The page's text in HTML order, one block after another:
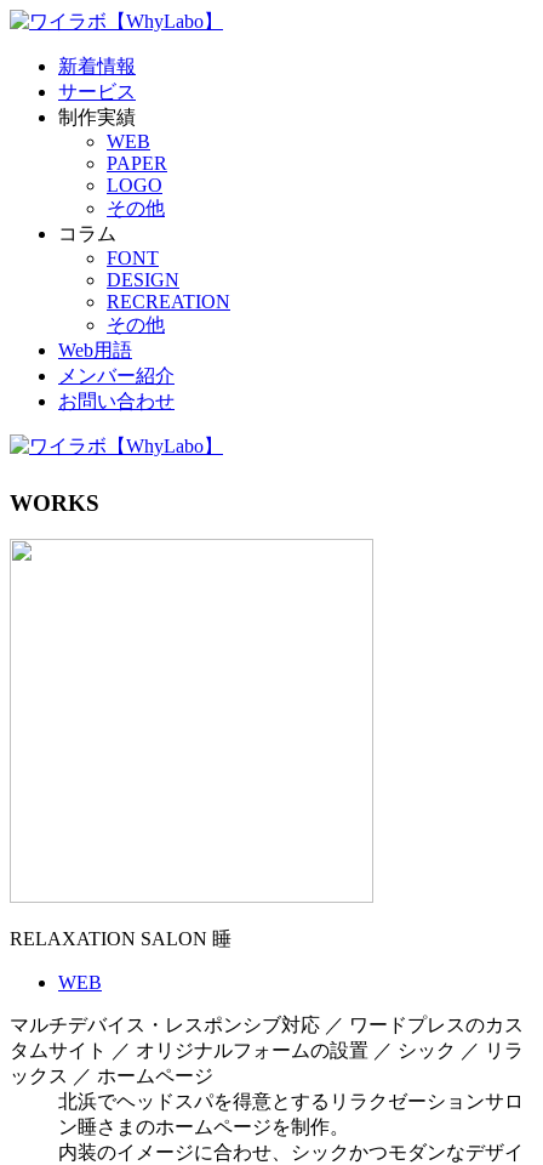
新着情報
サービス
制作実績
WEB
PAPER
LOGO
その他
コラム
FONT
DESIGN
RECREATION
その他
Web用語
メンバー紹介
お問い合わせ
WORKS
RELAXATION SALON 睡
WEB
マルチデバイス・レスポンシブ対応 ／ ワードプレスのカス
タムサイト ／ オリジナルフォームの設置 ／ シック ／ リラ
ックス ／ ホームページ
北浜でヘッドスパを得意とするリラクゼーションサロ
ン睡さまのホームページを制作。
内装のイメージに合わせ、シックかつモダンなデザイ